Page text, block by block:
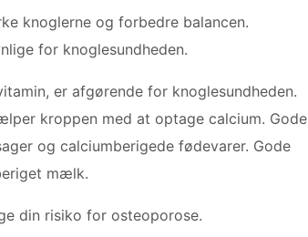
knoglerne og forbedre balancen.
for knoglesundheden.
er afgørende for knoglesundheden.
kroppen med at optage calcium. Gode
og calciumberigede fødevarer. Gode
mælk.
din risiko for osteoporose.